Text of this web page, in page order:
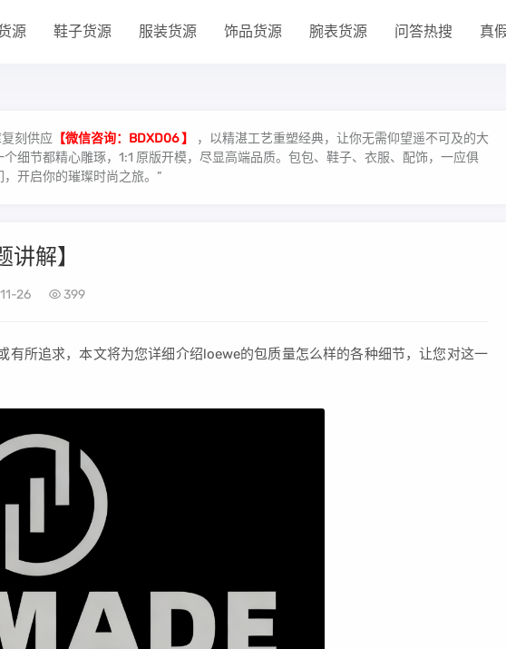
源 鞋子货源 服装货源 饰品货源 腕表货源 问答热搜 真
刻供应 【微信咨询：BDXD06 】
，以精湛工艺重塑经典，让你无需仰望遥不可及的大
细节都精心雕琢，1:1 原版开模，尽显高端品质。包包、鞋子、衣服、配饰，一应俱
开启你的璀璨时尚之旅。”
解】
26 399
有所追求，本文将为您详细介绍loewe的包质量怎么样的各种细节，让您对这一